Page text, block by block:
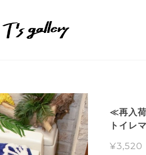
≪再入
トイ
¥3,520